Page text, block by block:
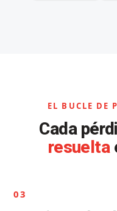
EL BUCLE DE
Cada
resuelta
01